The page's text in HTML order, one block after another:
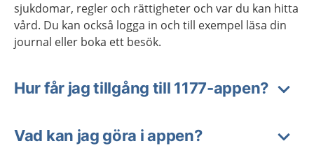
sjukdomar, regler och rättigheter och var du kan hitta
vård. Du kan också logga in och till exempel läsa din
journal eller boka ett besök.
Hur får jag tillgång till 1177-appen?
Vad kan jag göra i appen?